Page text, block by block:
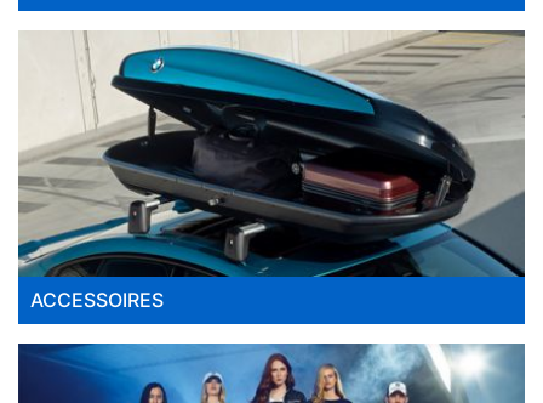
ACCESSOIRES